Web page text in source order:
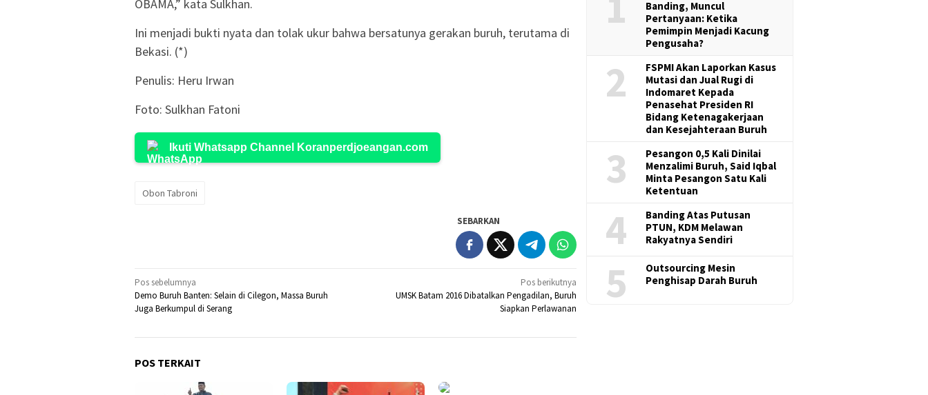
OBAMA,” kata Sulkhan.
Ini menjadi bukti nyata dan tolak ukur bahwa bersatunya gerakan buruh, terutama di
Bekasi. (*)
Penulis: Heru Irwan
Foto: Sulkhan Fatoni
Ikuti Whatsapp Channel Koranperdjoeangan.com
Obon Tabroni
SEBARKAN
Navigasi
pos
Pos sebelumnya
Demo Buruh Banten: Selain di Cilegon, Massa Buruh
Juga Berkumpul di Serang
Pos berikutnya
UMSK Batam 2016 Dibatalkan Pengadilan, Buruh
Siapkan Perlawanan
POS TERKAIT
Banding, Muncul
Pertanyaan: Ketika
Pemimpin Menjadi Kacung
Pengusaha?
2
FSPMI Akan Laporkan Kasus
Mutasi dan Jual Rugi di
Indomaret Kepada
Penasehat Presiden RI
Bidang Ketenagakerjaan
dan Kesejahteraan Buruh
3
Pesangon 0,5 Kali Dinilai
Menzalimi Buruh, Said Iqbal
Minta Pesangon Satu Kali
Ketentuan
4
Banding Atas Putusan
PTUN, KDM Melawan
Rakyatnya Sendiri
5
Outsourcing Mesin
Penghisap Darah Buruh